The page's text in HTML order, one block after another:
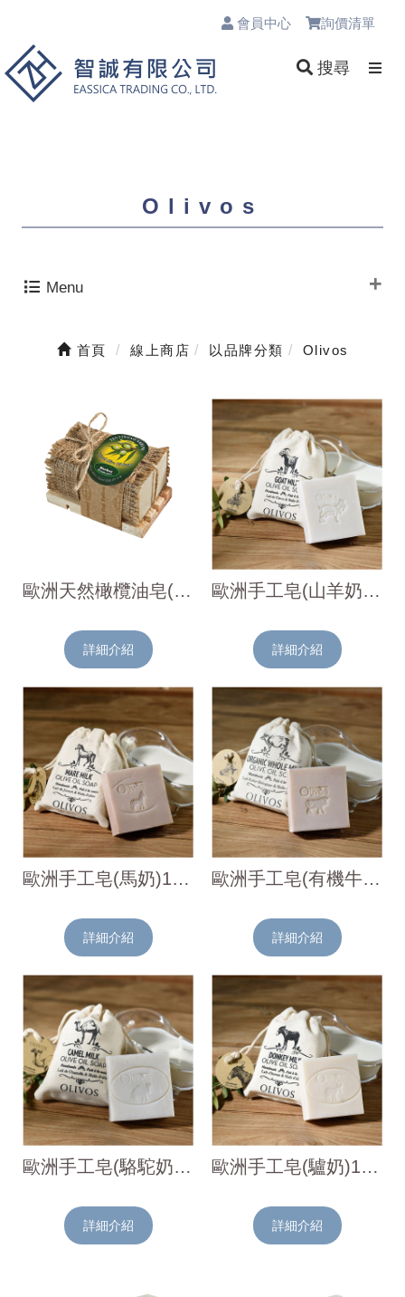
會員中心 詢價清單
搜尋
Olivos
Menu
首頁 線上商店 以品牌分類 Olivos
歐洲天然橄欖油皂(附木盤)180g
詳細介紹
歐洲手工皂(山羊奶)150g
詳細介紹
歐洲手工皂(馬奶)150g
詳細介紹
歐洲手工皂(有機牛奶)150g
詳細介紹
歐洲手工皂(駱駝奶)150g
詳細介紹
歐洲手工皂(驢奶)150g
詳細介紹